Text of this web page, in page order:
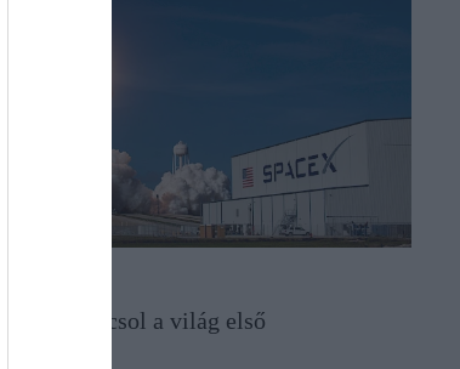
Bukdácsol a világ első